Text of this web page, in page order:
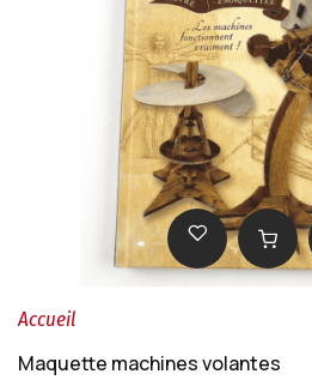
Accueil
Maquette machines volantes